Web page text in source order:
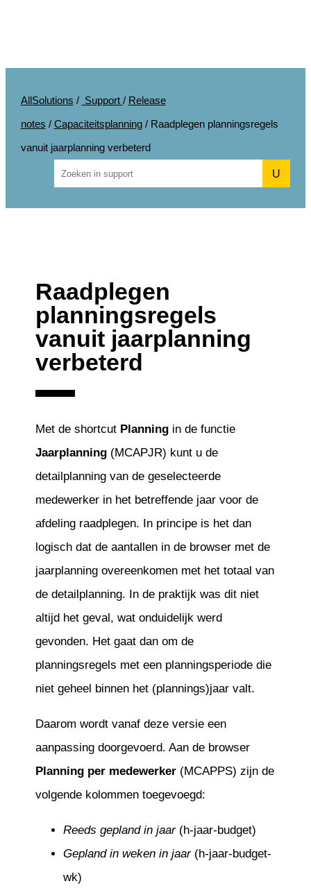
AllSolutions / Support / Release
notes / Capaciteitsplanning/ Raadplegen planningsregels
vanuit jaarplanning verbeterd
U
Raadplegen
planningsregels
vanuit jaarplanning
verbeterd
Met de shortcut Planning in de functie
Jaarplanning (MCAPJR) kunt u de
detailplanning van de geselecteerde
medewerker in het betreffende jaar voor de
afdeling raadplegen. In principe is het dan
logisch dat de aantallen in de browser met de
jaarplanning overeenkomen met het totaal van
de detailplanning. In de praktijk was dit niet
altijd het geval, wat onduidelijk werd
gevonden. Het gaat dan om de
planningsregels met een planningsperiode die
niet geheel binnen het (plannings)jaar valt.
Daarom wordt vanaf deze versie een
aanpassing doorgevoerd. Aan de browser
Planning per medewerker (MCAPPS) zijn de
volgende kolommen toegevoegd:
Reeds gepland in jaar(h-jaar-budget)
Gepland in weken in jaar (h-jaar-budget-
wk)